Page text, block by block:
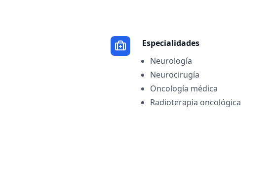
Especialidades
Neurología
Neurocirugía
Oncología médica
Radioterapia oncológica